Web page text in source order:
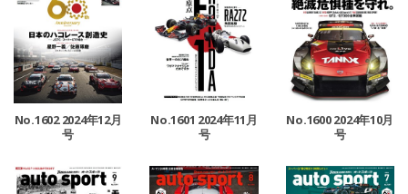
No.1602 2024年12月
号
No.1601 2024年11月
号
No.1600 2024年10月
号